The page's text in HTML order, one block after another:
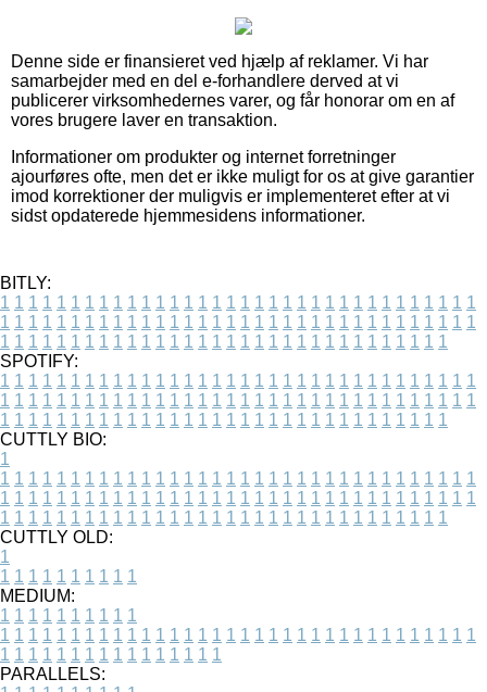
Denne side er finansieret ved hjælp af reklamer. Vi har
samarbejder med en del e-forhandlere derved at vi
publicerer virksomhedernes varer, og får honorar om en af
vores brugere laver en transaktion.
Informationer om produkter og internet forretninger
ajourføres ofte, men det er ikke muligt for os at give garantier
imod korrektioner der muligvis er implementeret efter at vi
sidst opdaterede hjemmesidens informationer.
BITLY:
1 1 1 1 1 1 1 1 1 1 1 1 1 1 1 1 1 1 1 1 1 1 1 1 1 1 1 1 1 1 1 1 1 1
1 1 1 1 1 1 1 1 1 1 1 1 1 1 1 1 1 1 1 1 1 1 1 1 1 1 1 1 1 1 1 1 1 1
1 1 1 1 1 1 1 1 1 1 1 1 1 1 1 1 1 1 1 1 1 1 1 1 1 1 1 1 1 1 1 1
SPOTIFY:
1 1 1 1 1 1 1 1 1 1 1 1 1 1 1 1 1 1 1 1 1 1 1 1 1 1 1 1 1 1 1 1 1 1
1 1 1 1 1 1 1 1 1 1 1 1 1 1 1 1 1 1 1 1 1 1 1 1 1 1 1 1 1 1 1 1 1 1
1 1 1 1 1 1 1 1 1 1 1 1 1 1 1 1 1 1 1 1 1 1 1 1 1 1 1 1 1 1 1 1
CUTTLY BIO:
1
1 1 1 1 1 1 1 1 1 1 1 1 1 1 1 1 1 1 1 1 1 1 1 1 1 1 1 1 1 1 1 1 1 1
1 1 1 1 1 1 1 1 1 1 1 1 1 1 1 1 1 1 1 1 1 1 1 1 1 1 1 1 1 1 1 1 1 1
1 1 1 1 1 1 1 1 1 1 1 1 1 1 1 1 1 1 1 1 1 1 1 1 1 1 1 1 1 1 1 1
CUTTLY OLD:
1
1 1 1 1 1 1 1 1 1 1
MEDIUM:
1 1 1 1 1 1 1 1 1 1
1 1 1 1 1 1 1 1 1 1 1 1 1 1 1 1 1 1 1 1 1 1 1 1 1 1 1 1 1 1 1 1 1 1
1 1 1 1 1 1 1 1 1 1 1 1 1 1 1 1
PARALLELS: